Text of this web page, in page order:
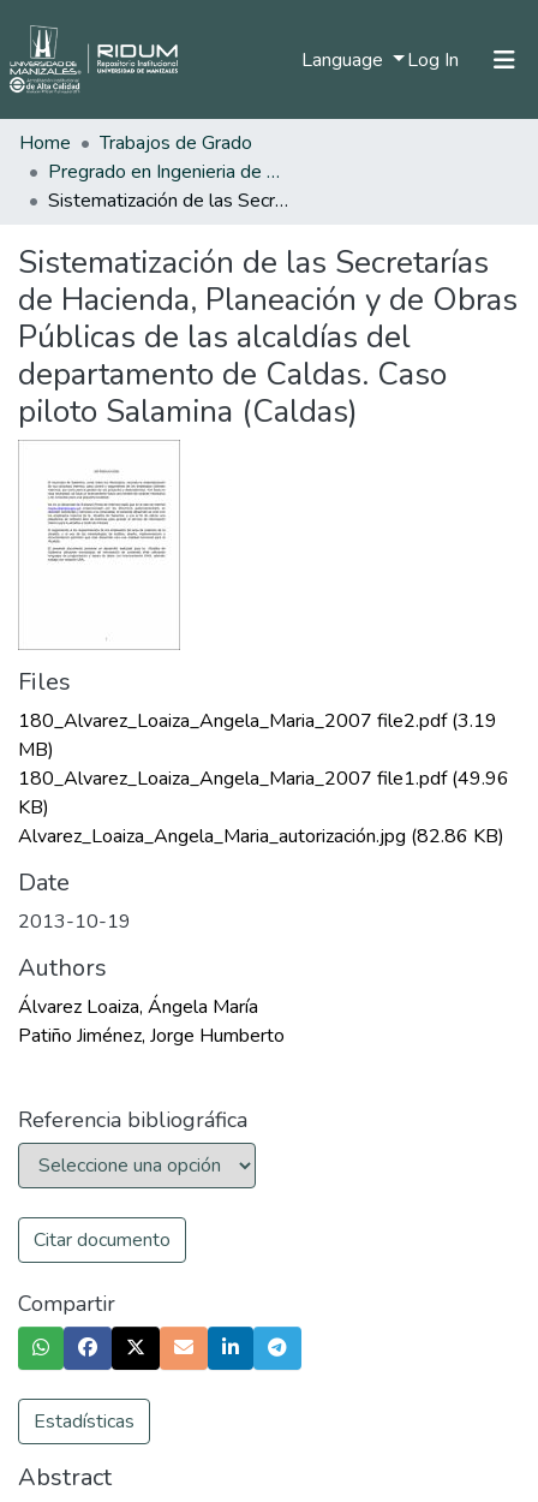
Language Log In (current)
Statistics
Home
Trabajos de Grado
Pregrado en Ingenieria de Sistemas y Telecomunicaciones
Sistematización de las Secretarías de Hacienda, Planeación y de Obras Públicas de las alcaldías del departamento de Caldas. Caso piloto Salamina (Caldas)
Sistematización de las Secretarías
de Hacienda, Planeación y de Obras
Públicas de las alcaldías del
departamento de Caldas. Caso
piloto Salamina (Caldas)
Files
180_Alvarez_Loaiza_Angela_Maria_2007 file2.pdf(3.19
MB)
180_Alvarez_Loaiza_Angela_Maria_2007 file1.pdf(49.96
KB)
Alvarez_Loaiza_Angela_Maria_autorización.jpg (82.86 KB)
Date
2013-10-19
Authors
Álvarez Loaiza, Ángela María
Patiño Jiménez, Jorge Humberto
Referencia bibliográfica
Citar documento
Compartir
Estadísticas
Abstract